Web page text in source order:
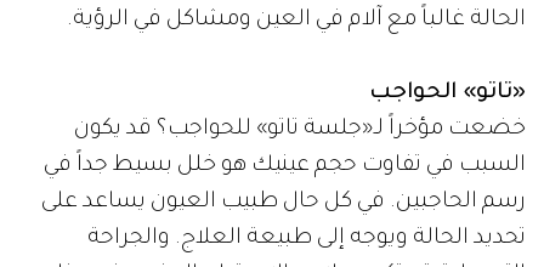
الحالة غالباً مع آلام في العين ومشاكل في الرؤية.
«تاتو» الحواجب
خضعت مؤخراً لـ«جلسة تاتو» للحواجب؟ قد يكون
السبب في تفاوت حجم عينيك هو خلل بسيط جداً في
رسم الحاجبين. في كل حال طبيب العيون يساعد على
تحديد الحالة ويوجه إلى طبيعة العلاج. والجراحة